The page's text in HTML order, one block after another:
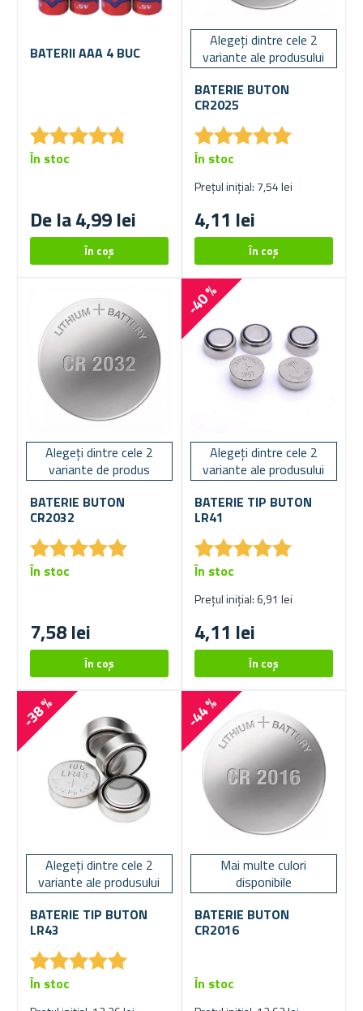
BATERII AAA 4 BUC
★★★★★
★★★★★
De la 4,99 lei
În stoc
Alegeți dintre cele 2
variante ale produsului
BATERIE BUTON
CR2025
★★★★★
★★★★★
Prețul inițial: 7,54 lei
4,11 lei
În stoc
Alegeți dintre cele 2
variante de produs
BATERIE BUTON
CR2032
★★★★★
★★★★★
7,58 lei
În stoc
-40 %
Alegeți dintre cele 2
variante ale produsului
BATERIE TIP BUTON
LR41
★★★★★
★★★★★
Prețul inițial: 6,91 lei
4,11 lei
În stoc
-38 %
Alegeți dintre cele 2
variante ale produsului
BATERIE TIP BUTON
LR43
★★★★★
★★★★★
În stoc
-44 %
Mai multe culori
disponibile
BATERIE BUTON
CR2016
În stoc